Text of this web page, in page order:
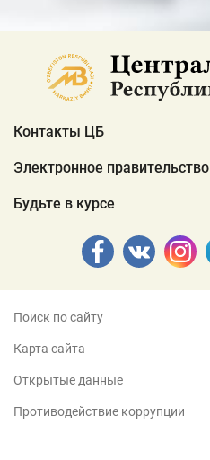
Контакты ЦБ
Электронное правительство
Будьте в курсе
Поиск по сайту
Карта сайта
Открытые данные
Противодействие коррупции